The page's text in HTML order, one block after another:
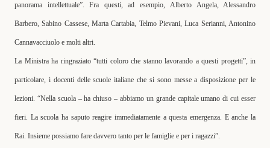
panorama intellettuale”. Fra questi, ad esempio, Alberto Angela, Alessandro
Barbero,Sabino Cassese,Marta Cartabia, Telmo Pievani,Luca Serianni,Antonino
Cannavacciuolo e molti altri.
La Ministra ha ringraziato “tutti coloro che stanno lavorando a questi progetti”, in
particolare, i docenti delle scuole italiane che si sono messe a disposizione per le
lezioni. “Nella scuola – ha chiuso – abbiamo un grande capitale umano di cui esser
fieri. La scuola ha saputo reagire immediatamente a questa emergenza. E anche la
Rai. Insieme possiamo fare davvero tanto per le famiglie e per i ragazzi”.